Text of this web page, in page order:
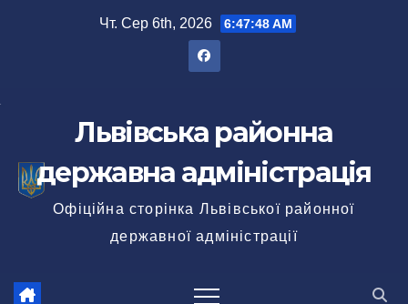
Чт. Сер 6th, 2026 6:47:49 AM
Львівська районна
державна адміністрація
Офіційна сторінка Львівської районної
державної адміністрації